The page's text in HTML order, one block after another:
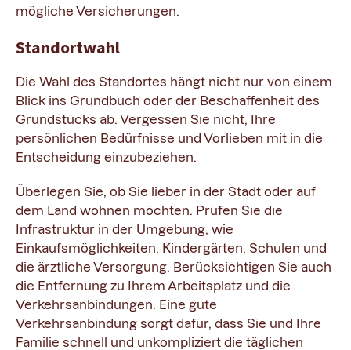
mögliche Versicherungen.
Standortwahl
Die Wahl des Standortes hängt nicht nur von einem
Blick ins Grundbuch oder der Beschaffenheit des
Grundstücks ab. Vergessen Sie nicht, Ihre
persönlichen Bedürfnisse und Vorlieben mit in die
Entscheidung einzubeziehen.
Überlegen Sie, ob Sie lieber in der Stadt oder auf
dem Land wohnen möchten. Prüfen Sie die
Infrastruktur in der Umgebung, wie
Einkaufsmöglichkeiten, Kindergärten, Schulen und
die ärztliche Versorgung. Berücksichtigen Sie auch
die Entfernung zu Ihrem Arbeitsplatz und die
Verkehrsanbindungen. Eine gute
Verkehrsanbindung sorgt dafür, dass Sie und Ihre
Familie schnell und unkompliziert die täglichen